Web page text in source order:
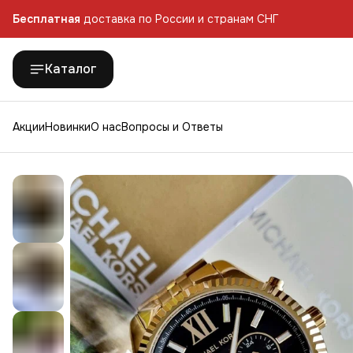
Бесплатная доставка по России и странам СНГ
Каталог
АкцииНовинкиО насВопросы и Ответы